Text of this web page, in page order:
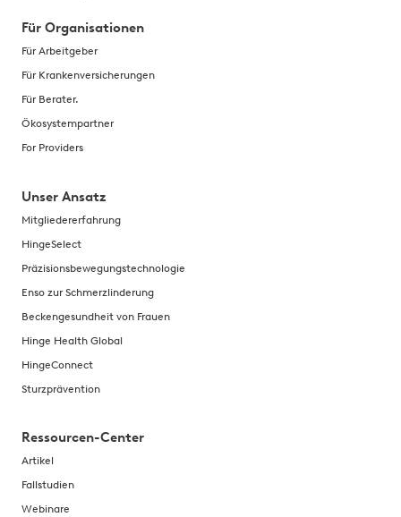
Für Organisationen
Für Arbeitgeber
Für Krankenversicherungen
Für Berater.
Ökosystempartner
For Providers
Unser Ansatz
Mitgliedererfahrung
HingeSelect
Präzisionsbewegungstechnologie
Enso zur Schmerzlinderung
Beckengesundheit von Frauen
Hinge Health Global
HingeConnect
Sturzprävention
Ressourcen-Center
Artikel
Fallstudien
Webinare